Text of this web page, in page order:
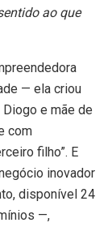
ao que
— ela criou
e mãe de
com
filho”. E
inovador
disponível 24
—,